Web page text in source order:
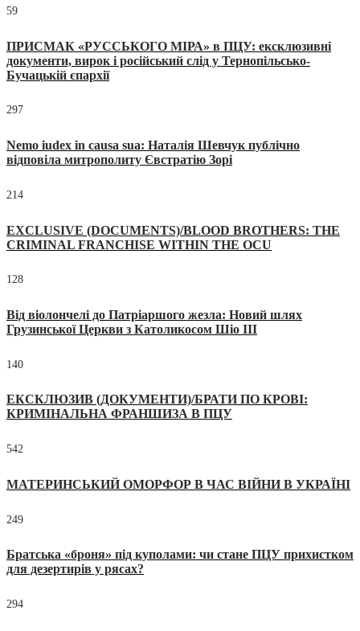
59
ПРИСМАК «РУССЬКОГО МІРА» в ПЦУ: ексклюзивні
документи, вирок і російський слід у Тернопільсько-
Бучацькій єпархії
297
Nemo iudex in causa sua: Наталія Шевчук публічно
відповіла митрополиту Євстратію Зорі
214
EXCLUSIVE (DOCUMENTS)/BLOOD BROTHERS: THE
CRIMINAL FRANCHISE WITHIN THE OCU
128
Від віолончелі до Патріаршого жезла: Новий шлях
Грузинської Церкви з Католикосом Шіо III
140
ЕКСКЛЮЗИВ (ДОКУМЕНТИ)/БРАТИ ПО КРОВІ:
КРИМІНАЛЬНА ФРАНШИЗА В ПЦУ
542
МАТЕРИНСЬКИЙ ОМОРФОР В ЧАС ВІЙНИ В УКРАЇНІ
249
Братська «броня» під куполами: чи стане ПЦУ прихистком
для дезертирів у рясах?
294